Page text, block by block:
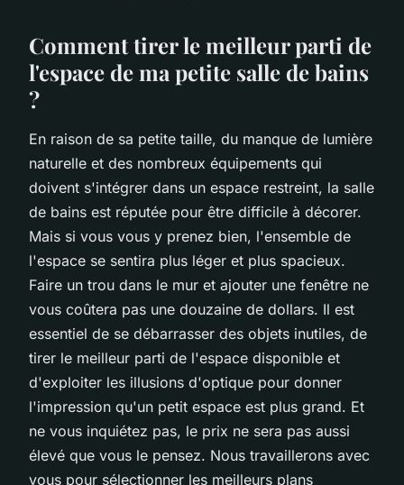
Comment tirer le meilleur parti de
l'espace de ma petite salle de bains
?
En raison de sa petite taille, du manque de lumière
naturelle et des nombreux équipements qui
doivent s'intégrer dans un espace restreint, la salle
de bains est réputée pour être difficile à décorer.
Mais si vous vous y prenez bien, l'ensemble de
l'espace se sentira plus léger et plus spacieux.
Faire un trou dans le mur et ajouter une fenêtre ne
vous coûtera pas une douzaine de dollars. Il est
essentiel de se débarrasser des objets inutiles, de
tirer le meilleur parti de l'espace disponible et
d'exploiter les illusions d'optique pour donner
l'impression qu'un petit espace est plus grand. Et
ne vous inquiétez pas, le prix ne sera pas aussi
élevé que vous le pensez. Nous travaillerons avec
vous pour sélectionner les meilleurs plans